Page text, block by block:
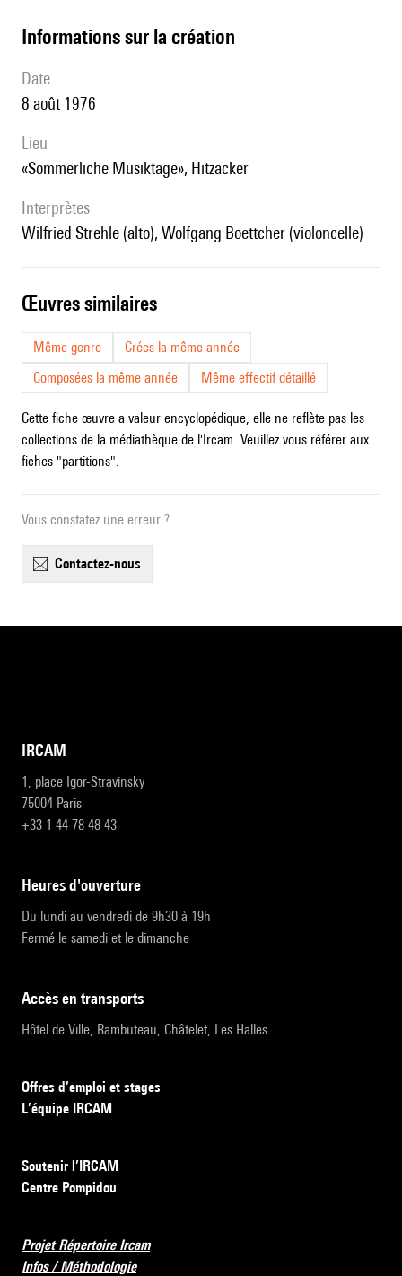
informations sur la création
date
8 août 1976
lieu
«Sommerliche Musiktage», Hitzacker
interprètes
Wilfried Strehle (alto), Wolfgang Boettcher (violoncelle)
œuvres similaires
Même genre
Crées la même année
Composées la même année
Même effectif détaillé
Cette fiche œuvre a valeur encyclopédique, elle ne reflète pas les
collections de la médiathèque de l'Ircam. Veuillez vous référer aux
fiches "partitions".
Vous constatez une erreur ?
contactez-nous
IRCAM
1, place Igor-Stravinsky
75004 Paris
+33 1 44 78 48 43
heures d'ouverture
Du lundi au vendredi de 9h30 à 19h
Fermé le samedi et le dimanche
accès en transports
Hôtel de Ville, Rambuteau, Châtelet, Les Halles
Offres d’emploi et stages
L’équipe IRCAM
Soutenir l’IRCAM
Centre Pompidou
Projet Répertoire Ircam
Infos / Méthodologie